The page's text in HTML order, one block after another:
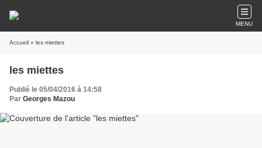
MENU
Accueil » les miettes
les miettes
Publié le 05/04/2016 à 14:58
Par Georges Mazou